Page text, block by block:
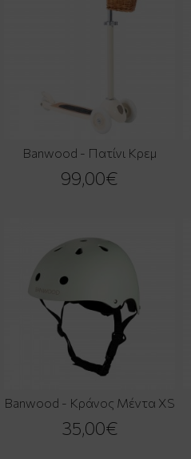
Banwood - Πατίνι Κρεμ
99,00€
Banwood - Κράνος Μέντα XS
35,00€